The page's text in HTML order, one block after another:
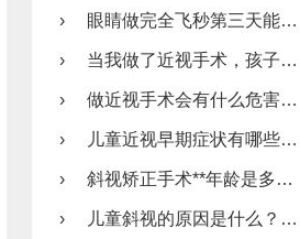
› 眼睛做完全飞秒第三天能…
› 当我做了近视手术，孩子…
› 做近视手术会有什么危害…
› 儿童近视早期症状有哪些…
› 斜视矫正手术**年龄是多…
› 儿童斜视的原因是什么？…